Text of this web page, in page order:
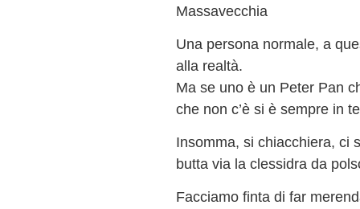
Massavecchia
Una persona normale, a
alla realtà.
Ma se uno è un Peter Pan
che non c’è si è sempre in
Insomma, si chiacchiera, ci
butta via la clessidra da
Facciamo finta di far